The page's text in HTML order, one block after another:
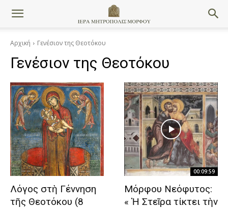
Αρχική Γενέσιον της Θεοτόκου
Γενέσιον της Θεοτόκου
Λόγος στὴ Γέννηση
τῆς Θεοτόκου (8
00:09:59
Μόρφου Νεόφυτος:
« Ἡ Στεῖρα τίκτει τὴν